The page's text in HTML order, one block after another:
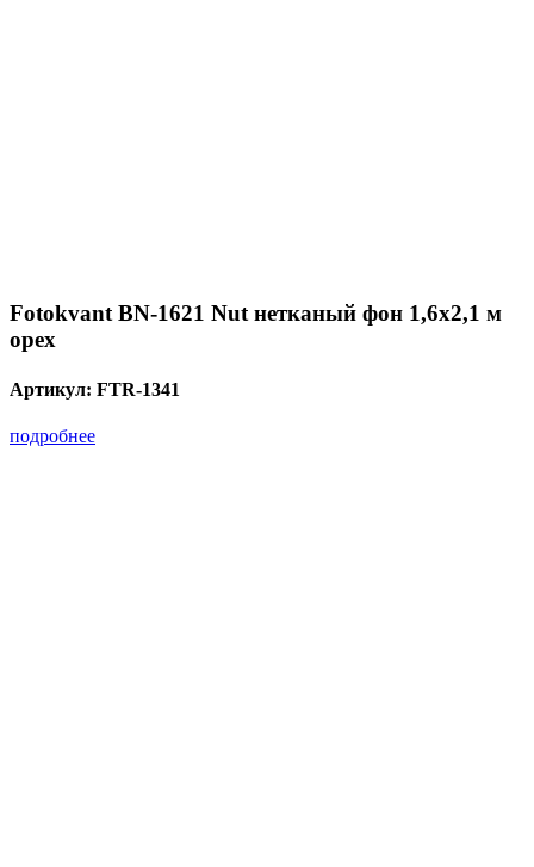
Fotokvant BN-1621 Nut нетканый фон 1,6х2,1 м
орех
Артикул: FTR-1341
подробнее